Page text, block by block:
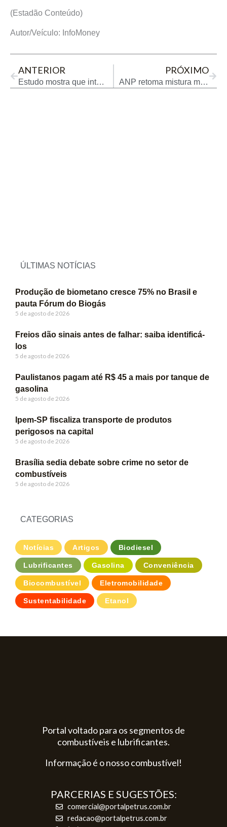
(Estadão Conteúdo)
Autor/Veículo: InfoMoney
ANTERIOR
Estudo mostra que interesse por carros elétricos avança no Brasil
PRÓXIMO
ANP retoma mistura maior de biocombustíveis na maior do parte do RS após pedido do setor
ÚLTIMAS NOTÍCIAS
Produção de biometano cresce 75% no Brasil e
pauta Fórum do Biogás
5 de agosto de 2026
Freios dão sinais antes de falhar: saiba identificá-
los
5 de agosto de 2026
Paulistanos pagam até R$ 45 a mais por tanque de
gasolina
5 de agosto de 2026
Ipem-SP fiscaliza transporte de produtos
perigosos na capital
5 de agosto de 2026
Brasília sedia debate sobre crime no setor de
combustíveis
5 de agosto de 2026
CATEGORIAS
Notícias Artigos Biodiesel
Lubrificantes Gasolina Conveniência
Biocombustível Eletromobilidade
Sustentabilidade Etanol
Portal voltado para os segmentos de
combustíveis e lubrificantes.
Informação é o nosso combustível!
PARCERIAS E SUGESTÕES:
comercial@portalpetrus.com.br
redacao@portalpetrus.com.br